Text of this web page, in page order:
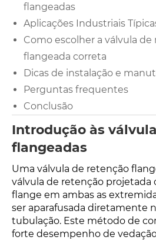
flangeadas
Aplicações Industriais
Como escolher a válvula de
flangeada correta
Dicas de instalação e
Perguntas frequentes
Conclusão
Introdução às
flangeadas
Uma válvula de retenção
válvula de retenção projetada
flange em ambas as
ser aparafusada diretamente
tubulação. Este método de
forte desempenho de